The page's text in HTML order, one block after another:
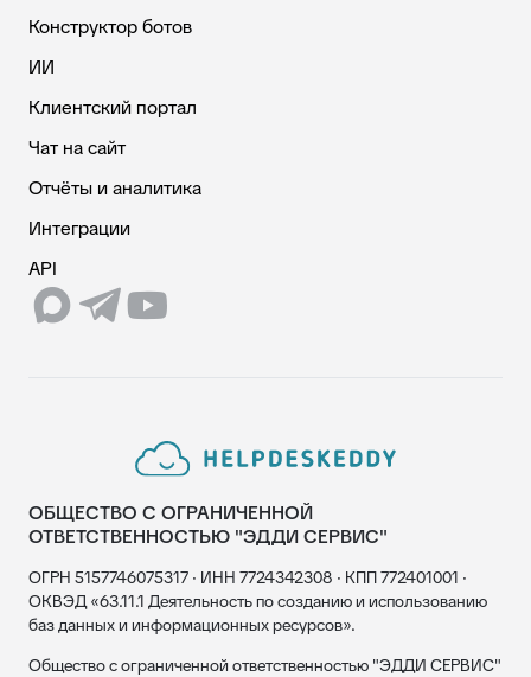
Конструктор ботов
ИИ
Клиентский портал
Чат на сайт
Отчёты и аналитика
Интеграции
API
ОБЩЕСТВО С ОГРАНИЧЕННОЙ
ОТВЕТСТВЕННОСТЬЮ "ЭДДИ СЕРВИС"
ОГРН 5157746075317 · ИНН 7724342308 · КПП 772401001 ·
ОКВЭД «63.11.1 Деятельность по созданию и использованию
баз данных и информационных ресурсов».
Общество с ограниченной ответственностью "ЭДДИ СЕРВИС"